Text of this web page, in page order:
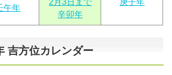
午年
辛卯年
吉方位カレンダー